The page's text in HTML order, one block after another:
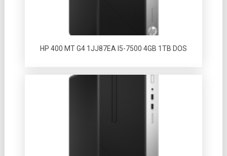
HP 400 MT G4 1JJ87EA I5-7500 4GB 1TB DOS